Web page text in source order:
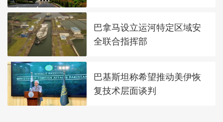
巴拿马设立运河特定区域安
全联合指挥部
巴基斯坦称希望推动美伊恢
复技术层面谈判